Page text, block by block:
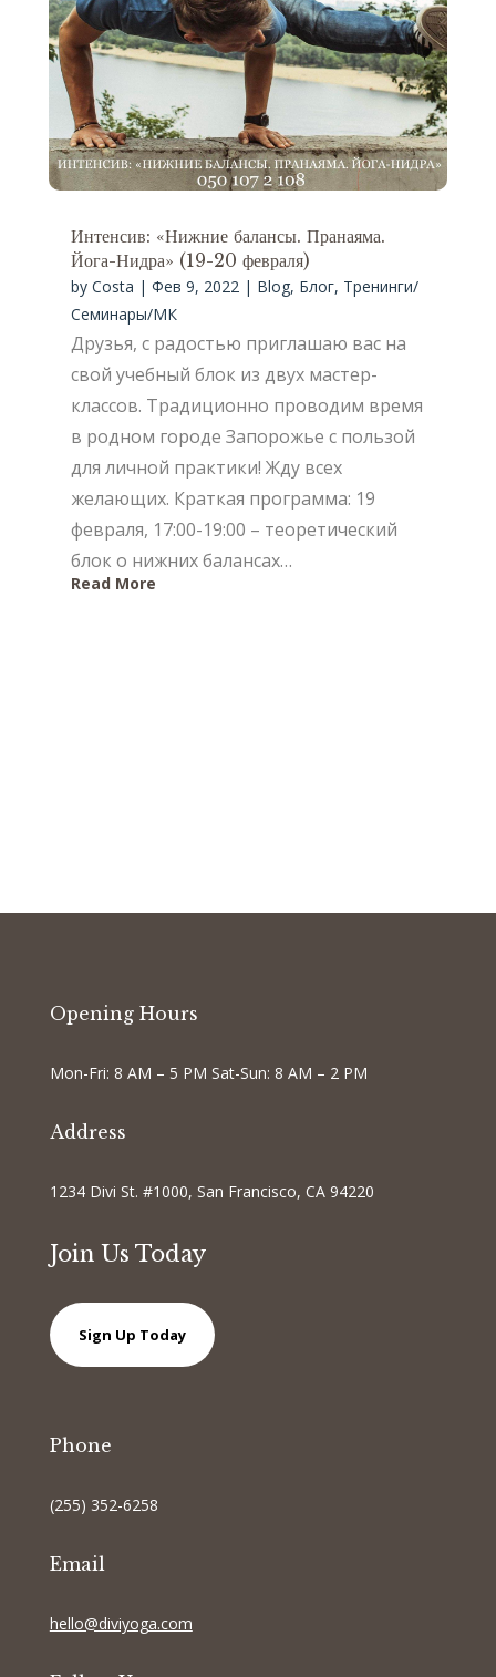
Интенсив: «Нижние балансы. Пранаяма.
Йога-Нидра» (19-20 февраля)
by Costa | Фев 9, 2022| Blog, Блог, Тренинги/
Семинары/МК
Друзья, с радостью приглашаю вас на
свой учебный блок из двух мастер-
классов. Традиционно проводим время
в родном городе Запорожье с пользой
для личной практики! Жду всех
желающих. Краткая программа: 19
февраля, 17:00-19:00 – теоретический
блок о нижних балансах…
Read More
Opening Hours
Mon-Fri: 8 AM – 5 PM Sat-Sun: 8 AM – 2 PM
Address
1234 Divi St. #1000, San Francisco, CA 94220
Join Us Today
Sign Up Today
Phone
(255) 352-6258
Email
hello@diviyoga.com